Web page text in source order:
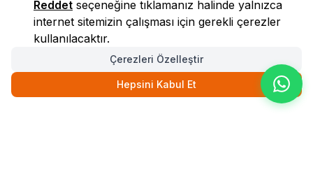
Reddet seçeneğine tıklamanız halinde yalnızca
internet sitemizin çalışması için gerekli çerezler
kullanılacaktır.
Çerezleri Özelleştir
Hepsini Kabul Et